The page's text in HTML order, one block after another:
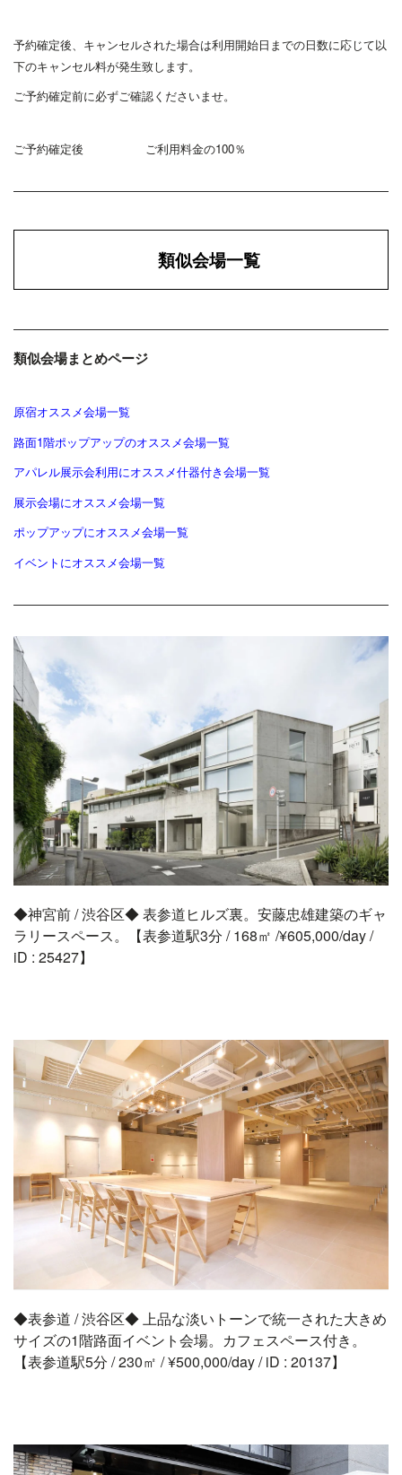
予約確定後、キャンセルされた場合は利用開始日までの日数に応じて以
下のキャンセル料が発生致します。
ご予約確定前に必ずご確認くださいませ。
ご予約確定後 ご利用料金の100％
類似会場一覧
類似会場まとめページ
原宿オススメ会場一覧
路面1階ポップアップのオススメ会場一覧
アパレル展示会利用にオススメ什器付き会場一覧
展示会場にオススメ会場一覧
ポップアップにオススメ会場一覧
イベントにオススメ会場一覧
◆神宮前 / 渋谷区◆ 表参道ヒルズ裏。安藤忠雄建築のギャ
ラリースペース。【表参道駅3分 / 168㎡ /¥605,000/day /
iD : 25427】
◆表参道 / 渋谷区◆ 上品な淡いトーンで統一された大きめ
サイズの1階路面イベント会場。カフェスペース付き。
【表参道駅5分 / 230㎡ / ¥500,000/day / iD : 20137】